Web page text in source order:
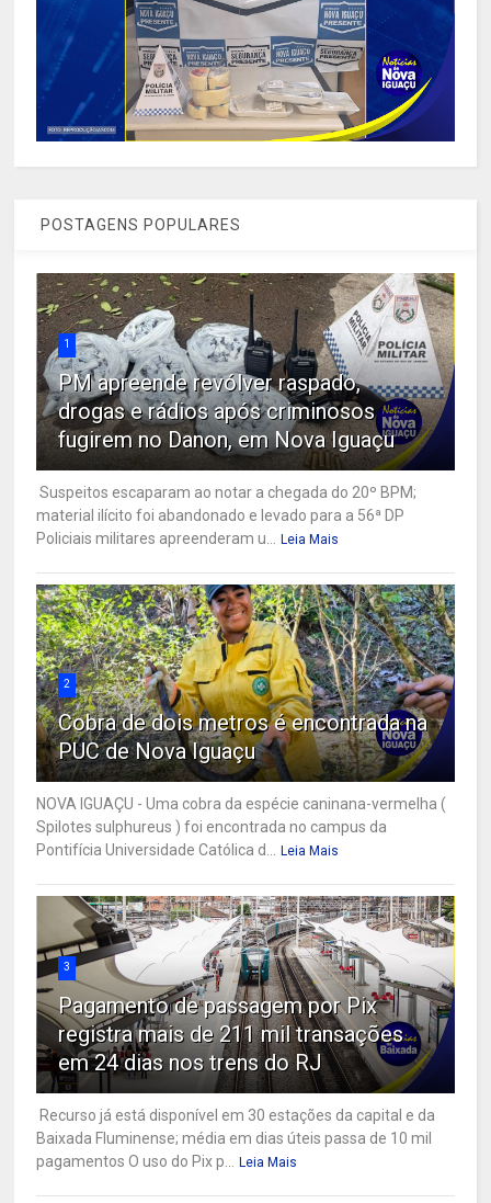
POSTAGENS POPULARES
1
PM apreende revólver raspado,
drogas e rádios após criminosos
fugirem no Danon, em Nova Iguaçu
Suspeitos escaparam ao notar a chegada do 20º BPM;
material ilícito foi abandonado e levado para a 56ª DP
Policiais militares apreenderam u... Leia Mais
2
Cobra de dois metros é encontrada na
PUC de Nova Iguaçu
NOVA IGUAÇU - Uma cobra da espécie caninana-vermelha (
Spilotes sulphureus ) foi encontrada no campus da
Pontifícia Universidade Católica d... Leia Mais
3
Pagamento de passagem por Pix
registra mais de 211 mil transações
em 24 dias nos trens do RJ
Recurso já está disponível em 30 estações da capital e da
Baixada Fluminense; média em dias úteis passa de 10 mil
pagamentos O uso do Pix p... Leia Mais